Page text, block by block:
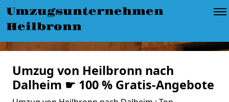
Umzugsunternehmen
Heilbronn
Umzug von Heilbronn nach
Dalheim ☛ 100 % Gratis-Angebote